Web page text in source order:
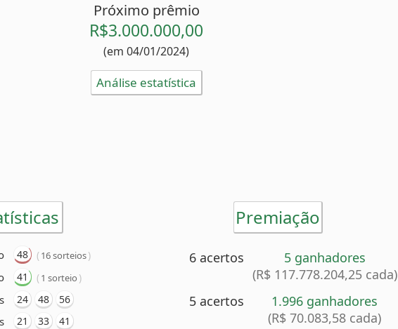
Próximo prêmio
R$3.000.000,00
(em 04/01/2024)
Análise estatística
48 (16 sorteios)
41 (1 sorteio )
24 48 56
21 33 41
Premiação
6 acertos
5 ganhadores
(R$ 117.778.204,25 cada)
5 acertos
1.996 ganhadores
(R$ 70.083,58 cada)